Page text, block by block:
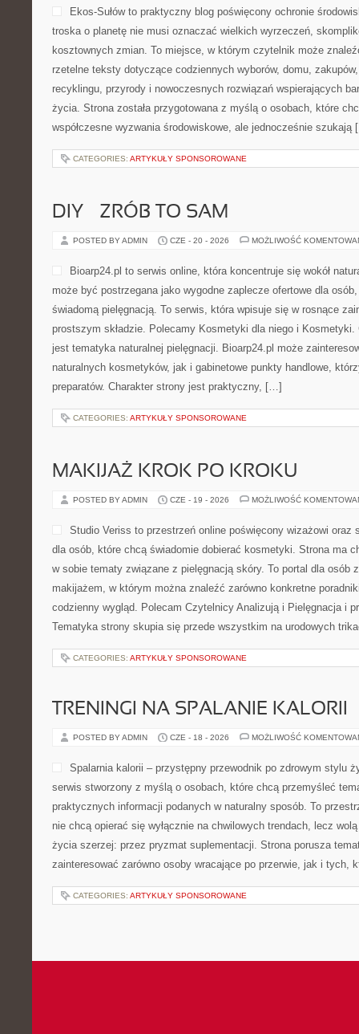
Ekos-Sułów to praktyczny blog poświęcony ochronie
troska o planetę nie musi oznaczać wielkich wyrzeczeń,
kosztownych zmian. To miejsce, w którym czytelnik może
rzetelne teksty dotyczące codziennych wyborów, domu,
recyklingu, przyrody i nowoczesnych rozwiązań wspierających
życia. Strona została przygotowana z myślą o osobach, które
współczesne wyzwania środowiskowe, ale jednocześnie
CATEGORIES: ARTYKUŁY SPONSOROWANE
DIY – ZRÓB TO SAM
POSTED BY ADMIN CZE - 20 - 2026 MOŻLIWOŚĆ
Bioarp24.pl to serwis online, która koncentruje się wokół
może być postrzegana jako wygodne zaplecze ofertowe dla
świadomą pielęgnacją. To serwis, która wpisuje się w rosnące
prostszym składzie. Polecamy Kosmetyki dla niego i Kosmetyki.
jest tematyka naturalnej pielęgnacji. Bioarp24.pl może
naturalnych kosmetyków, jak i gabinetowe punkty handlowe,
preparatów. Charakter strony jest praktyczny, […]
CATEGORIES: ARTYKUŁY SPONSOROWANE
MAKIJAŻ KROK PO KROKU
POSTED BY ADMIN CZE - 19 - 2026 MOŻLIWOŚĆ
Studio Veriss to przestrzeń online poświęcony wizażowi oraz
dla osób, które chcą świadomie dobierać kosmetyki. Strona ma
w sobie tematy związane z pielęgnacją skóry. To portal dla osób
makijażem, w którym można znaleźć zarówno konkretne
codzienny wygląd. Polecam Czytelnicy Analizują i Pielęgnacja i
Tematyka strony skupia się przede wszystkim na urodowych
CATEGORIES: ARTYKUŁY SPONSOROWANE
TRENINGI NA SPALANIE KALORII
POSTED BY ADMIN CZE - 18 - 2026 MOŻLIWOŚĆ
Spalarnia kalorii – przystępny przewodnik po zdrowym stylu
serwis stworzony z myślą o osobach, które chcą przemyśleć
praktycznych informacji podanych w naturalny sposób. To
nie chcą opierać się wyłącznie na chwilowych trendach, lecz
życia szerzej: przez pryzmat suplementacji. Strona porusza
zainteresować zarówno osoby wracające po przerwie, jak i tych,
CATEGORIES: ARTYKUŁY SPONSOROWANE